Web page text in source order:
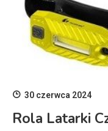
30 czerwca 2024
Rola Latarki